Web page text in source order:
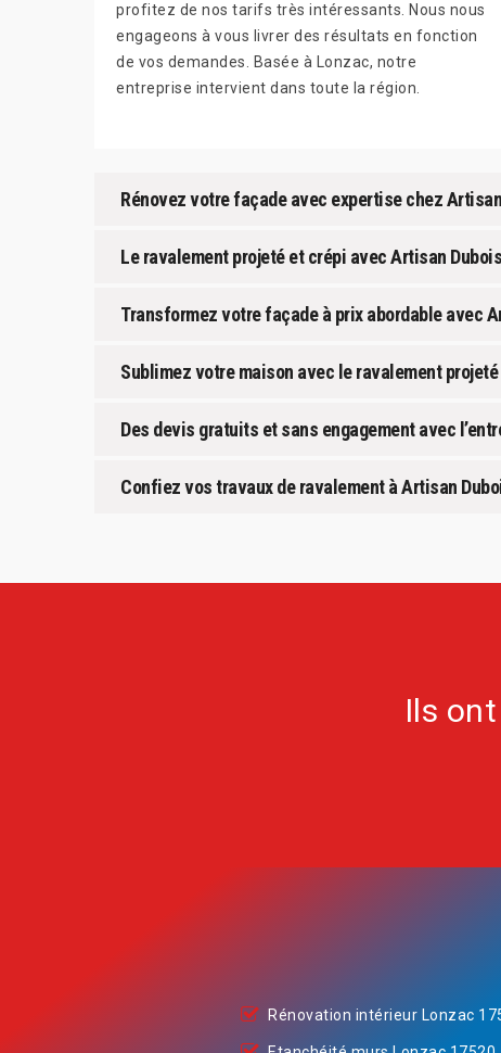
profitez de nos tarifs très intéressants. Nous nous
engageons à vous livrer des résultats en fonction
de vos demandes. Basée à Lonzac, notre
entreprise intervient dans toute la région.
Rénovez votre façade avec expertise chez
Le ravalement projeté et crépi avec Artisan
Transformez votre façade à prix abordable avec
Sublimez votre maison avec le ravalement
Des devis gratuits et sans engagement avec
Confiez vos travaux de ravalement à Artisan
Ils
Rénovation intérieur Lonzac